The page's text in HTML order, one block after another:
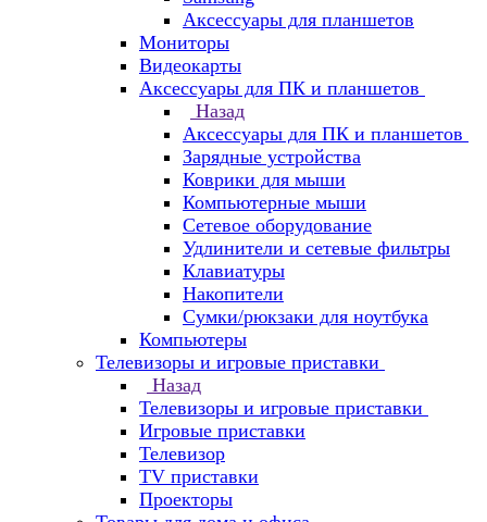
Аксессуары для планшетов
Мониторы
Видеокарты
Аксессуары для ПК и планшетов
Назад
Аксессуары для ПК и планшетов
Зарядные устройства
Коврики для мыши
Компьютерные мыши
Сетевое оборудование
Удлинители и сетевые фильтры
Клавиатуры
Накопители
Сумки/рюкзаки для ноутбука
Компьютеры
Телевизоры и игровые приставки
Назад
Телевизоры и игровые приставки
Игровые приставки
Телевизор
TV приставки
Проекторы